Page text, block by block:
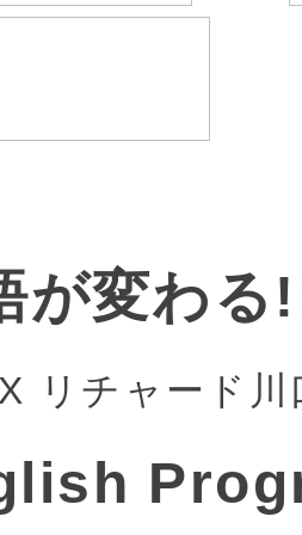
が変わる
リチャード川